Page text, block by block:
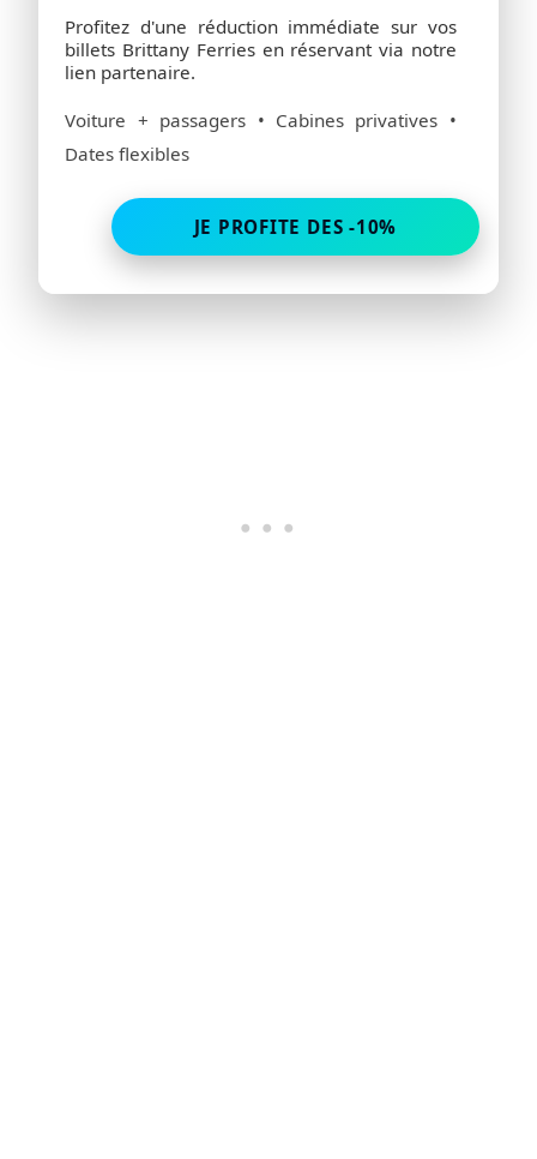
Profitez d'une réduction immédiate sur vos
billets Brittany Ferries en réservant via notre
lien partenaire.
Voiture + passagers • Cabines privatives •
Dates flexibles
JE PROFITE DES -10%